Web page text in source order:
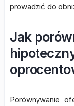
prowadzić do
Jak
Porównywanie